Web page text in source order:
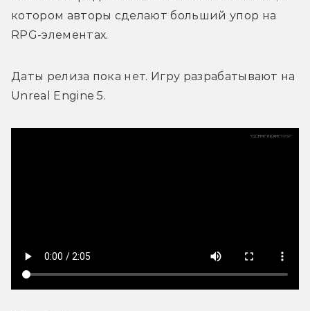
котором авторы сделают больший упор на
RPG-элементах.
Даты релиза пока нет. Игру разрабатывают на
Unreal Engine 5.